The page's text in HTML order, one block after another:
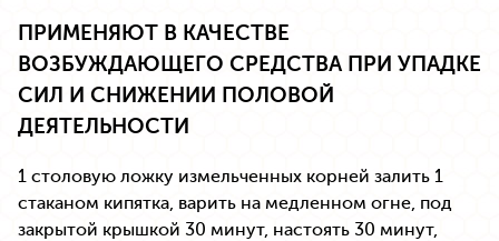
ПРИМЕНЯЮТ В КАЧЕСТВЕ
ВОЗБУЖДАЮЩЕГО СРЕДСТВА ПРИ УПАДКЕ
СИЛ И СНИЖЕНИИ ПОЛОВОЙ
ДЕЯТЕЛЬНОСТИ
1 столовую ложку измельченных корней залить 1
стаканом кипятка, варить на медленном огне, под
закрытой крышкой 30 минут, настоять 30 минут,